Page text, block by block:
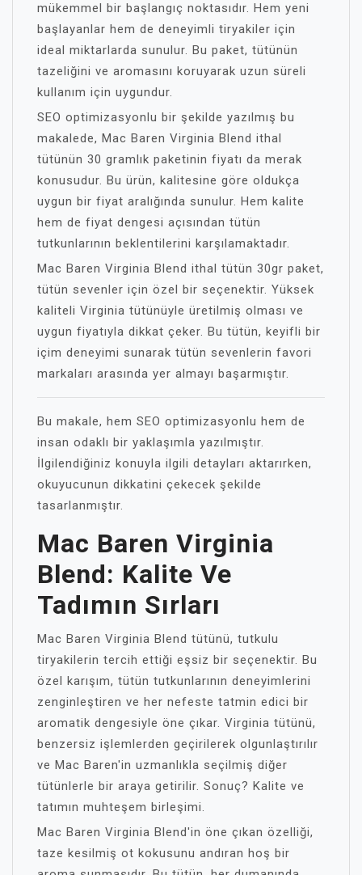
mükemmel bir başlangıç noktasıdır. Hem yeni
başlayanlar hem de deneyimli tiryakiler için
ideal miktarlarda sunulur. Bu paket, tütünün
tazeliğini ve aromasını koruyarak uzun süreli
kullanım için uygundur.
SEO optimizasyonlu bir şekilde yazılmış bu
makalede, Mac Baren Virginia Blend ithal
tütünün 30 gramlık paketinin fiyatı da merak
konusudur. Bu ürün, kalitesine göre oldukça
uygun bir fiyat aralığında sunulur. Hem kalite
hem de fiyat dengesi açısından tütün
tutkunlarının beklentilerini karşılamaktadır.
Mac Baren Virginia Blend ithal tütün 30gr paket,
tütün sevenler için özel bir seçenektir. Yüksek
kaliteli Virginia tütünüyle üretilmiş olması ve
uygun fiyatıyla dikkat çeker. Bu tütün, keyifli bir
içim deneyimi sunarak tütün sevenlerin favori
markaları arasında yer almayı başarmıştır.
Bu makale, hem SEO optimizasyonlu hem de
insan odaklı bir yaklaşımla yazılmıştır.
İlgilendiğiniz konuyla ilgili detayları aktarırken,
okuyucunun dikkatini çekecek şekilde
tasarlanmıştır.
Mac Baren Virginia
Blend: Kalite Ve
Tadımın Sırları
Mac Baren Virginia Blend tütünü, tutkulu
tiryakilerin tercih ettiği eşsiz bir seçenektir. Bu
özel karışım, tütün tutkunlarının deneyimlerini
zenginleştiren ve her nefeste tatmin edici bir
aromatik dengesiyle öne çıkar. Virginia tütünü,
benzersiz işlemlerden geçirilerek olgunlaştırılır
ve Mac Baren'in uzmanlıkla seçilmiş diğer
tütünlerle bir araya getirilir. Sonuç? Kalite ve
tatımın muhteşem birleşimi.
Mac Baren Virginia Blend'in öne çıkan özelliği,
taze kesilmiş ot kokusunu andıran hoş bir